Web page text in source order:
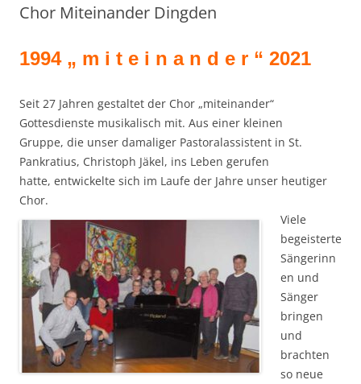
Chor Miteinander Dingden
1994 „ m i t e i n a n d e r “ 2021
Seit 27 Jahren gestaltet der Chor „miteinander“
Gottesdienste musikalisch mit. Aus einer kleinen
Gruppe, die unser damaliger Pastoralassistent in St.
Pankratius, Christoph Jäkel, ins Leben gerufen
hatte, entwickelte sich im Laufe der Jahre unser heutiger
Chor.
Viele
begeisterte
Sängerinn
en und
Sänger
bringen
und
brachten
so neue